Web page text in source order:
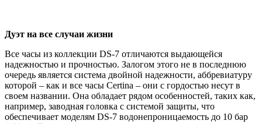
Дуэт на все случаи жизни
Все часы из коллекции DS-7 отличаются выдающейся
надежностью и прочностью. Залогом этого не в последнюю
очередь является система двойной надежности, аббревиатуру
которой – как и все часы Certina – они с гордостью несут в
своем названии. Она обладает рядом особенностей, таких как,
например, заводная головка с системой защиты, что
обеспечивает моделям DS-7 водонепроницаемость до 10 бар